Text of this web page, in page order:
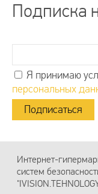
Имя
Имя
Подписка
Я принимаю
персональных
Интернет-
систем